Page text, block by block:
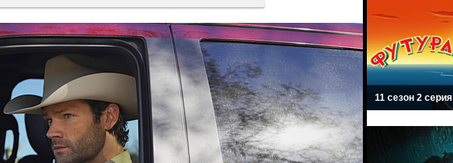
11 сезон 2 серия